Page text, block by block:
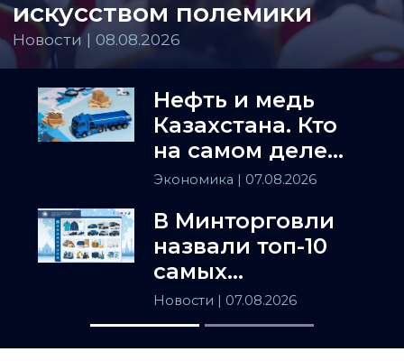
искусством полемики
Новости | 08.08.2026
Нефть и медь
Казахстана. Кто
на самом деле
держит
Азию
Экономика | 07.08.2026
В Минторговли
назвали топ-10
самых
популярных
товаров в
Казахстане
Новости | 07.08.2026